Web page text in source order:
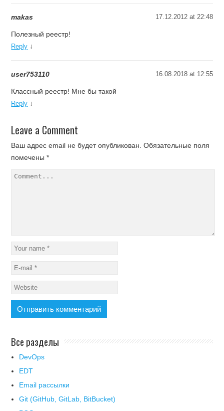
makas 17.12.2012 at 22:48
Полезный реестр!
Reply ↓
user753110 16.08.2018 at 12:55
Классный реестр! Мне бы такой
Reply ↓
Leave a Comment
Ваш адрес email не будет опубликован. Обязательные поля
помечены*
Все разделы
DevOps
EDT
Email рассылки
Git (GitHub, GitLab, BitBucket)